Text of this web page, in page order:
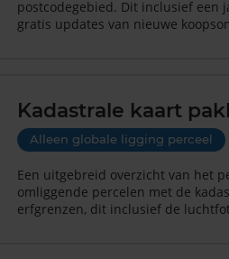
postcodegebied. Dit inclusief een
gratis updates van nieuwe
Kadastrale kaart
Alleen globale ligging perceel
Een uitgebreid overzicht van het
omliggende percelen met de
erfgrenzen, dit inclusief de